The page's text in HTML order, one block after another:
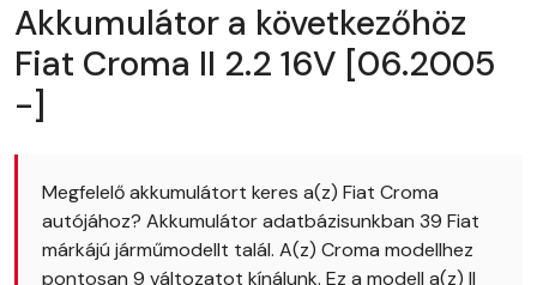
Akkumulátor a következőhöz
Fiat Croma II 2.2 16V [06.2005
-]
Megfelelő akkumulátort keres a(z) Fiat Croma
autójához? Akkumulátor adatbázisunkban 39 Fiat
márkájú járműmodellt talál. A(z) Croma modellhez
pontosan 9 változatot kínálunk. Ez a modell a(z) II